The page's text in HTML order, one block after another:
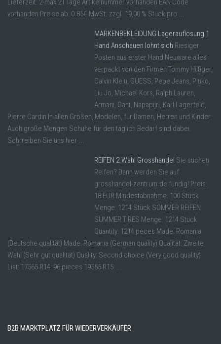
Lieferzeit: 2-max 21 Tage Artikelnummer vorhanden EAN Code
vorhanden Preise ab: 0.85€ MwSt. zzgl. 19,00 % Stück pro ...
MARKENBEKLEIDUNG Lagerauflösung 1
Hand Anschauen lohnt sich Riesiger
Posten aus erster Hand Neuware alles
verpackt von den Firmen Tommy Hilfiger,
Calvin Klein, GUESS, Pepe Jeans, Pinko,
Liu Jo, Michael Kors, Ralph Lauren,
Armani, Gant, Napapijri, Karl Lagerfeld,
Pierre Cardin In allen Größen, Modelen, für Damen, Herren und Kinder.
Auch große Mengen Schuhe für den täglich Bedarf sind dabei.
Schrreiben Sie uns hier ...
REIFEN 2.Wahl Grosshandel Sie suchen
Reifen? Dann werden Sie auf
grosshandel-zentrum.de fündig! Preis:
18 EUR Mindestabnahme: 100 Stück
Menge: 1214 Stück SOMMER REIFEN
SUMMER TIRES Menge: 1214 Stück
Quantity: 1214 peces Made: Romania
(Deutsche qualität) Made: Romania (German quality) Qualität: Zweite
Wahl (Sehr gut qualität) Quality: Second choice (Very good quality)
List: 17565 R14: 96 pieces 19555 R15: ...
B2B MARKTPLATZ FÜR WIEDERVERKÄUFER